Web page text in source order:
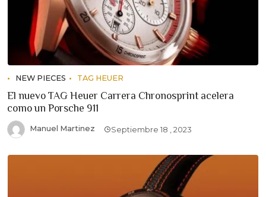
NEW PIECES TAG HEUER
El nuevo TAG Heuer Carrera Chronosprint acelera
como un Porsche 911
Manuel Martinez Septiembre 18 , 2023